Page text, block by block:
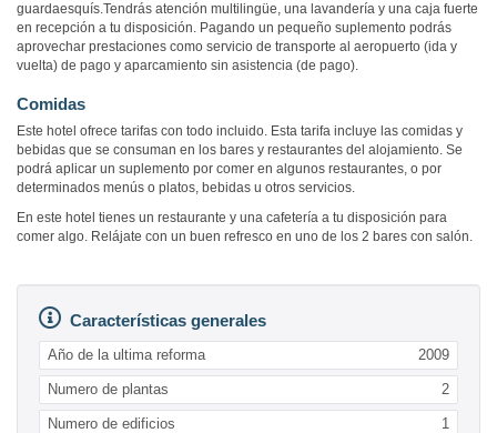
guardaesquís.Tendrás atención multilingüe, una lavandería y una caja fuerte
en recepción a tu disposición. Pagando un pequeño suplemento podrás
aprovechar prestaciones como servicio de transporte al aeropuerto (ida y
vuelta) de pago y aparcamiento sin asistencia (de pago).
Comidas
Este hotel ofrece tarifas con todo incluido. Esta tarifa incluye las comidas y
bebidas que se consuman en los bares y restaurantes del alojamiento. Se
podrá aplicar un suplemento por comer en algunos restaurantes, o por
determinados menús o platos, bebidas u otros servicios.
En este hotel tienes un restaurante y una cafetería a tu disposición para
comer algo. Relájate con un buen refresco en uno de los 2 bares con salón.
Características generales
Año de la ultima reforma 2009
Numero de plantas 2
Numero de edificios 1